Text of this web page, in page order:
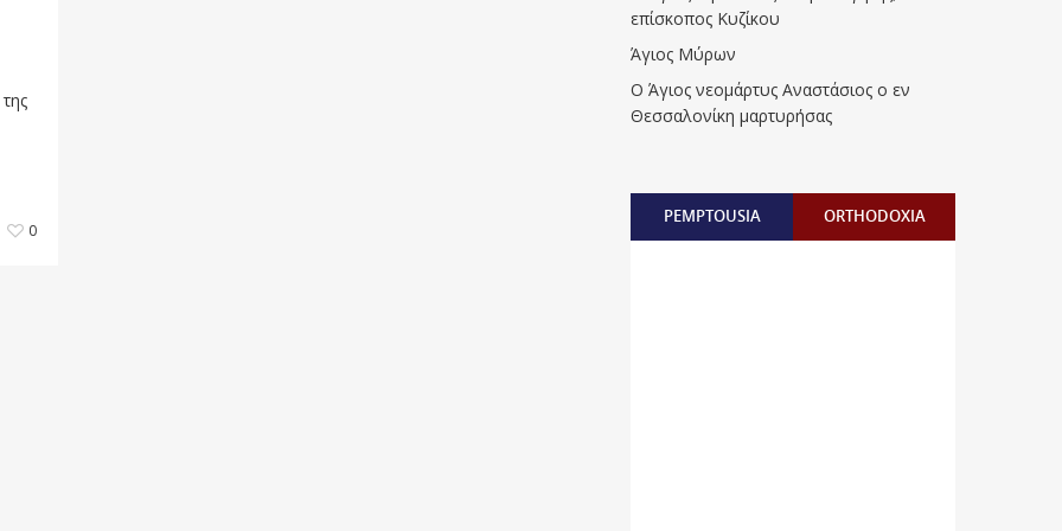
0
επίσκοπος Κυζίκου
Άγιος Μύρων
Ο Άγιος νεομάρτυς Αναστάσιος ο εν
Θεσσαλονίκη μαρτυρήσας
PEMPTOUSIA ORTHODOXIA